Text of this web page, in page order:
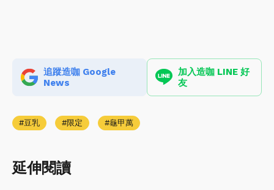
追蹤造咖 Google
News
加入造咖 LINE 好
友
豆乳 限定 龜甲萬
延伸閱讀